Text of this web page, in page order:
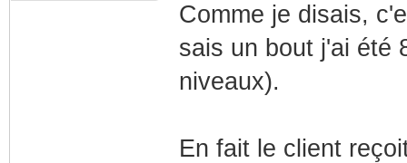
Comme je disais,
sais un bout j'ai été
niveaux).
En fait le client